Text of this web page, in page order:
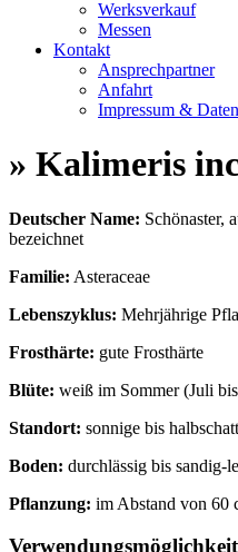
Werksverkauf
Messen
Kontakt
Ansprechpartner
Anfahrt
Impressum &
» Kalimeris
Deutscher Name: Schönaster,
bezeichnet
Familie: Asteraceae
Lebenszyklus: Mehrjährige
Frosthärte: gute Frosthärte
Blüte: weiß im Sommer (Juli
Standort: sonnige bis
Boden: durchlässig bis sandig-
Pflanzung: im Abstand von 60